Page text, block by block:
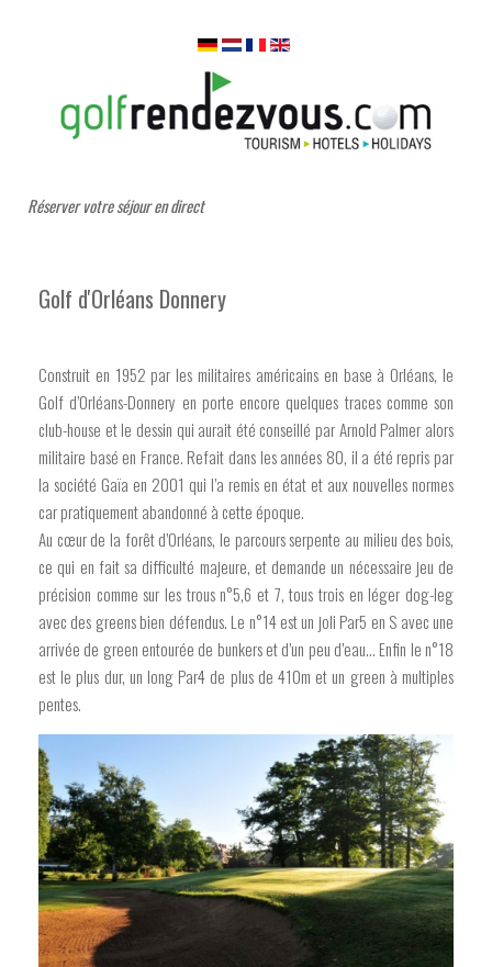
Réserver votre séjour en direct
Golf d'Orléans Donnery
Construit en 1952 par les militaires américains en base à Orléans, le
Golf d’Orléans-Donnery en porte encore quelques traces comme son
club-house et le dessin qui aurait été conseillé par Arnold Palmer alors
militaire basé en France. Refait dans les années 80, il a été repris par
la société Gaïa en 2001 qui l’a remis en état et aux nouvelles normes
car pratiquement abandonné à cette époque.
Au cœur de la forêt d’Orléans, le parcours serpente au milieu des bois,
ce qui en fait sa difficulté majeure, et demande un nécessaire jeu de
précision comme sur les trous n°5,6 et 7, tous trois en léger dog-leg
avec des greens bien défendus. Le n°14 est un joli Par5 en S avec une
arrivée de green entourée de bunkers et d’un peu d’eau… Enfin le n°18
est le plus dur, un long Par4 de plus de 410m et un green à multiples
pentes.